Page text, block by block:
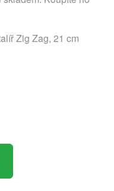
Zig Zag, 21 cm